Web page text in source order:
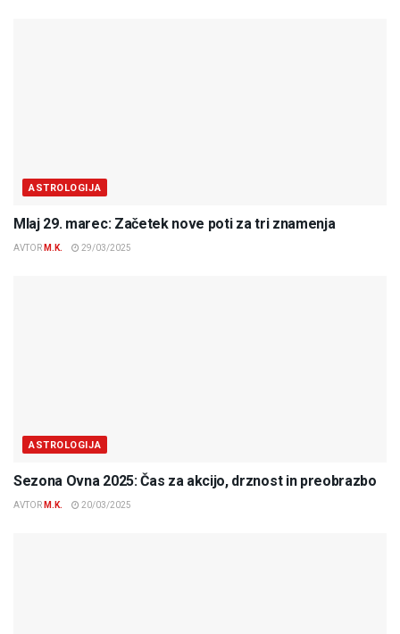
ASTROLOGIJA
Mlaj 29. marec: Začetek nove poti za tri znamenja
AVTOR M.K. 29/03/2025
ASTROLOGIJA
Sezona Ovna 2025: Čas za akcijo, drznost in preobrazbo
AVTOR M.K. 20/03/2025